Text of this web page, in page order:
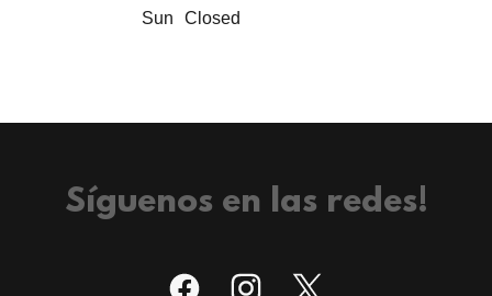
Sun
Closed
Síguenos en las redes!